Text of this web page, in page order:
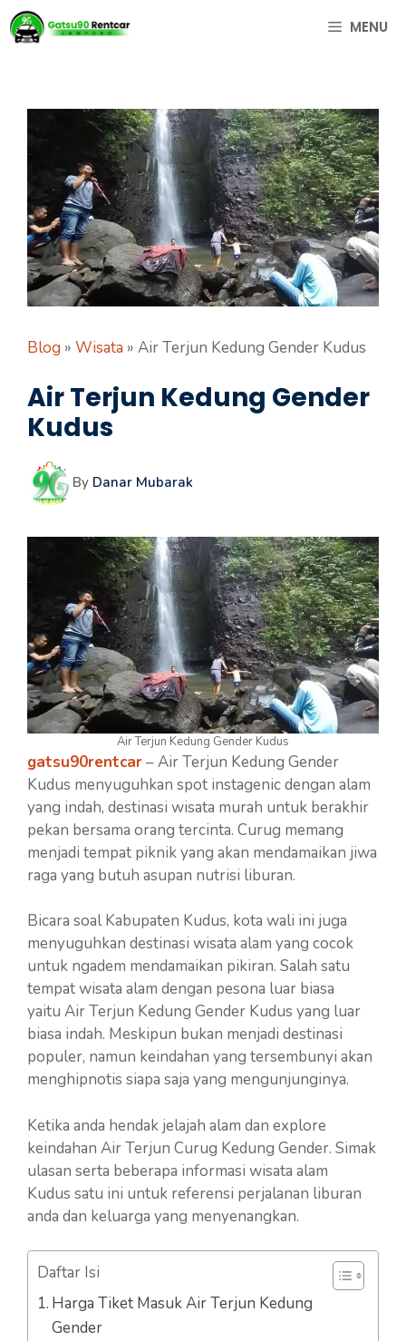
Langsung
ke
MENU
Blog » Wisata » Air Terjun Kedung Gender Kudus
Air Terjun Kedung Gender
Kudus
By Danar Mubarak
Air Terjun Kedung Gender Kudus
gatsu90rentcar– Air Terjun Kedung Gender
Kudus menyuguhkan spot instagenic dengan alam
yang indah, destinasi wisata murah untuk berakhir
pekan bersama orang tercinta. Curug memang
menjadi tempat piknik yang akan mendamaikan jiwa
raga yang butuh asupan nutrisi liburan.
Bicara soal Kabupaten Kudus, kota wali ini juga
menyuguhkan destinasi wisata alam yang cocok
untuk ngadem mendamaikan pikiran. Salah satu
tempat wisata alam dengan pesona luar biasa
yaitu Air Terjun Kedung Gender Kudus yang luar
biasa indah. Meskipun bukan menjadi destinasi
populer, namun keindahan yang tersembunyi akan
menghipnotis siapa saja yang mengunjunginya.
Ketika anda hendak jelajah alam dan explore
keindahan Air Terjun Curug Kedung Gender. Simak
ulasan serta beberapa informasi wisata alam
Kudus satu ini untuk referensi perjalanan liburan
anda dan keluarga yang menyenangkan.
Daftar Isi
Harga Tiket Masuk Air Terjun Kedung
Gender